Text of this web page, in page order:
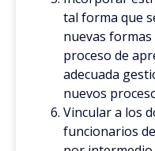
tal forma que
nuevas
proceso de
adecuada
nuevos
Vincular a los
funcionarios